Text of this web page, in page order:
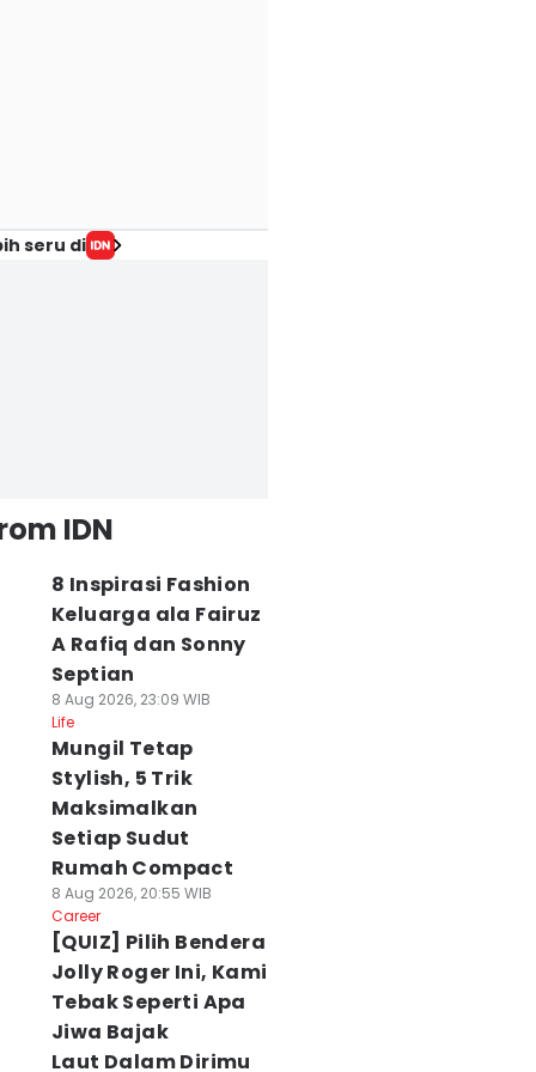
seru di
IDN
8 Inspirasi Fashion
Keluarga ala Fairuz
A Rafiq dan Sonny
Septian
8 Aug 2026, 23:09 WIB
Life
Mungil Tetap
Stylish, 5 Trik
Maksimalkan
Setiap Sudut
Rumah Compact
8 Aug 2026, 20:55 WIB
Career
[QUIZ] Pilih Bendera
Jolly Roger Ini, Kami
Tebak Seperti Apa
Jiwa Bajak
Laut Dalam Dirimu